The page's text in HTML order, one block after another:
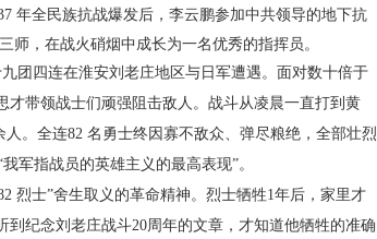
年全民族抗战爆发后，李云鹏参加中共领导的地下抗
师，在战火硝烟中成长为一名优秀的指挥员。
团四连在淮安刘老庄地区与日军遭遇。 面对数十倍于
才带领战士们顽强阻击敌 人。战斗从凌晨一直打到黄
人。全连82 名勇士终因寡不敌众、弹尽粮绝，全部壮烈
我军指战员的英雄主义的最高表现”。
烈士”舍生取义的革命精神。烈士牺牲1年后，家里才
到纪念刘老庄战斗20周年的文章，才知道他牺牲的准确